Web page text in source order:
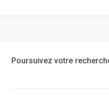
Poursuivez votre